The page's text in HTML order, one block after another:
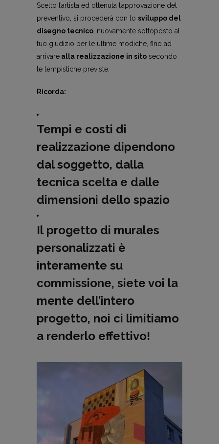
Scelto l’artista ed ottenuta l’approvazione del
preventivo, si procederà con lo sviluppo del
disegno tecnico, nuovamente sottoposto al
tuo giudizio per le ultime modiche, fino ad
arrivarealla realizzazione in sitosecondo
le tempistiche previste.
Ricorda:
Tempi e costi di
realizzazione dipendono
dal soggetto, dalla
tecnica scelta e dalle
dimensioni dello spazio
Il progetto di murales
personalizzati è
interamente su
commissione, siete voi la
mente dell’intero
progetto, noi ci limitiamo
a renderlo effettivo!